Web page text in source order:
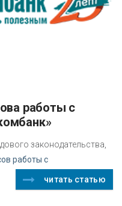
законодательства,
работы с
читать статью